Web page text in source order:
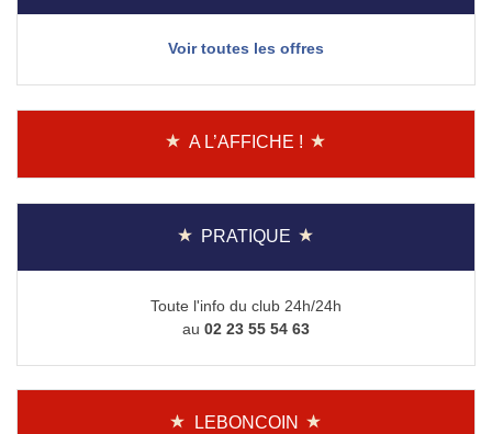
Voir toutes les offres
A L’AFFICHE !
PRATIQUE
Toute l'info du club 24h/24h
au 02 23 55 54 63
LEBONCOIN